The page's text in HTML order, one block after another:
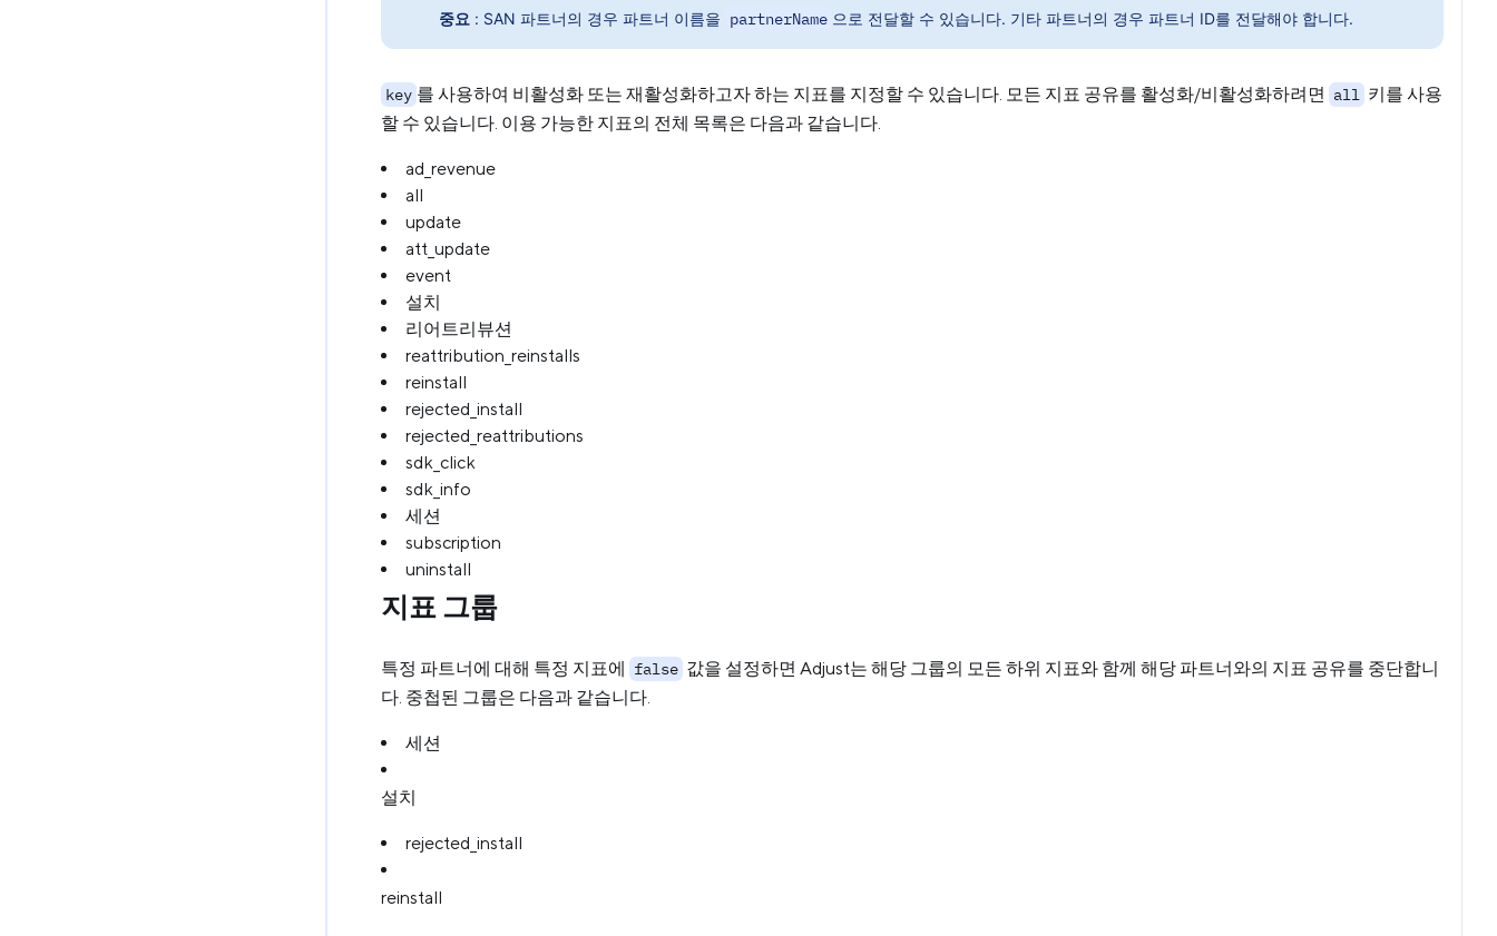
중요 : SAN 파트너의 경우 파트너 이름을 partnerName 으로 전달할 수 있습니다. 기타 파트너의 경우 파트너 ID를 전달해야 합니다.
key 를 사용하여 비활성화 또는 재활성화하고자 하는 지표를 지정할 수 있습니다. 모든 지표 공유를 활성화/비활성화하려면 all 키를 사용
할 수 있습니다. 이용 가능한 지표의 전체 목록은 다음과 같습니다.
ad_revenue
all
update
att_update
event
설치
리어트리뷰션
reattribution_reinstalls
reinstall
rejected_install
rejected_reattributions
sdk_click
sdk_info
세션
subscription
uninstall
지표 그룹
특정 파트너에 대해 특정 지표에 false 값을 설정하면 Adjust는 해당 그룹의 모든 하위 지표와 함께 해당 파트너와의 지표 공유를 중단합니
다. 중첩된 그룹은 다음과 같습니다.
세션
설치
rejected_install
reinstall